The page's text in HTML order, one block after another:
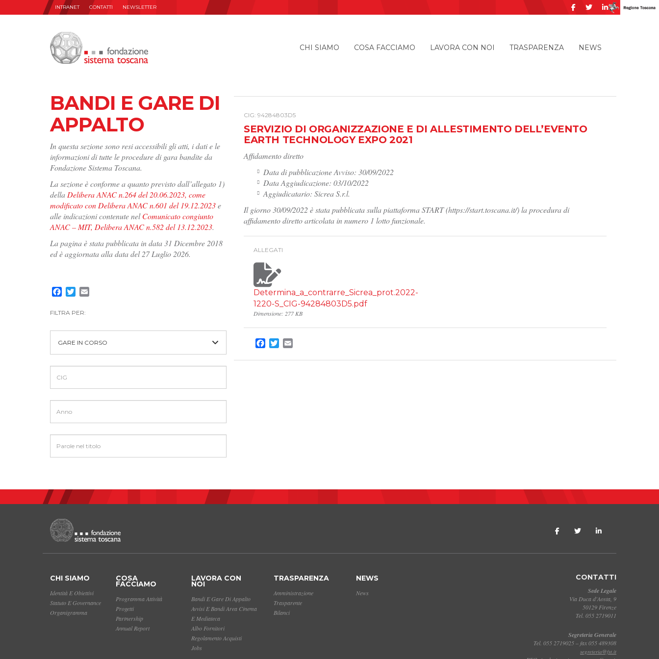
INTRANET CONTATTI NEWSLETTER
CHI SIAMO COSA FACCIAMO LAVORA CON NOI TRASPARENZA NEWS
BANDI E GARE DI
APPALTO
In questa sezione sono resi accessibili gli atti, i dati e le
informazioni di tutte le procedure di gara bandite da
Fondazione Sistema Toscana.
La sezione è conforme a quanto previsto dall’allegato 1)
della Delibera ANAC n.264 del 20.06.2023, come
modificato con Delibera ANAC n.601 del 19.12.2023e
alle indicazioni contenute nelComunicato congiunto
ANAC – MIT, Delibera ANAC n.582 del 13.12.2023.
La pagina è stata pubblicata in data 31 Dicembre 2018
ed è aggiornata alla data del 27 Luglio 2026.
Facebook
Twitter
FILTRA PER:
GARE IN CORSO
CIG: 94284803D5
SERVIZIO DI ORGANIZZAZIONE E DI ALLESTIMENTO DELL’EVENTO
EARTH TECHNOLOGY EXPO 2021
Affidamento diretto
Data di pubblicazione Avviso: 30/09/2022
Data Aggiudicazione: 03/10/2022
Aggiudicatario: Sicrea S.r.l.
Il giorno 30/09/2022 è stata pubblicata sulla piattaforma START (https://start.toscana.it/) la procedura di
affidamento diretto articolata in numero 1 lotto funzionale.
ALLEGATI
Determina_a_contrarre_Sicrea_prot.2022-
1220-S_CIG-94284803D5.pdf
Dimensione: 277 KB
Facebook
Twitter
CHI SIAMO
Identità E Obiettivi
Statuto E Governance
Organigramma
COSA
FACCIAMO
Programma Attività
Progetti
Partnership
Annual Report
LAVORA CON
NOI
Bandi E Gare Di Appalto
Avvisi E Bandi Area Cinema
E Mediateca
Albo Fornitori
Regolamento Acquisti
Jobs
TRASPARENZA
Amministrazione
Trasparente
Bilanci
NEWS
News
CONTATTI
Sede Legale
Via Duca d'Aosta, 9
50129 Firenze
Tel. 055 2719011
Segreteria Generale
Tel. 055 2719025 – fax 055 489308
segreteria@fst.it